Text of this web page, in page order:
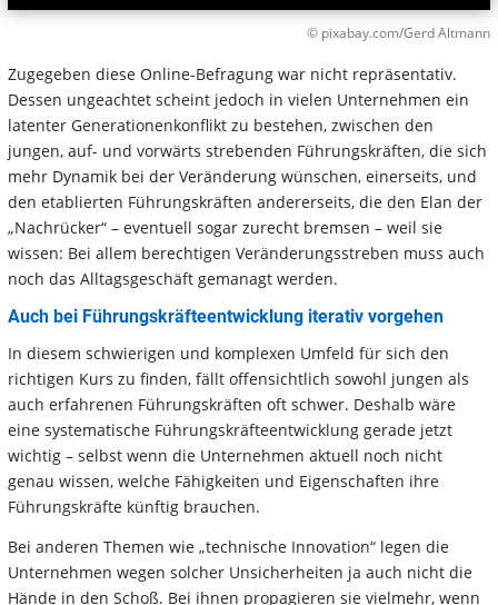
© pixabay.com/Gerd Altmann
Zugegeben diese Online-Befragung war nicht repräsentativ.
Dessen ungeachtet scheint jedoch in vielen Unternehmen ein
latenter Generationenkonflikt zu bestehen, zwischen den
jungen, auf- und vorwärts strebenden Führungskräften, die sich
mehr Dynamik bei der Veränderung wünschen, einerseits, und
den etablierten Führungskräften andererseits, die den Elan der
„Nachrücker“ – eventuell sogar zurecht bremsen – weil sie
wissen: Bei allem berechtigen Veränderungsstreben muss auch
noch das Alltagsgeschäft gemanagt werden.
Auch bei Führungskräfteentwicklung iterativ vorgehen
In diesem schwierigen und komplexen Umfeld für sich den
richtigen Kurs zu finden, fällt offensichtlich sowohl jungen als
auch erfahrenen Führungskräften oft schwer. Deshalb wäre
eine systematische Führungskräfteentwicklung gerade jetzt
wichtig – selbst wenn die Unternehmen aktuell noch nicht
genau wissen, welche Fähigkeiten und Eigenschaften ihre
Führungskräfte künftig brauchen.
Bei anderen Themen wie „technische Innovation“ legen die
Unternehmen wegen solcher Unsicherheiten ja auch nicht die
Hände in den Schoß. Bei ihnen propagieren sie vielmehr, wenn